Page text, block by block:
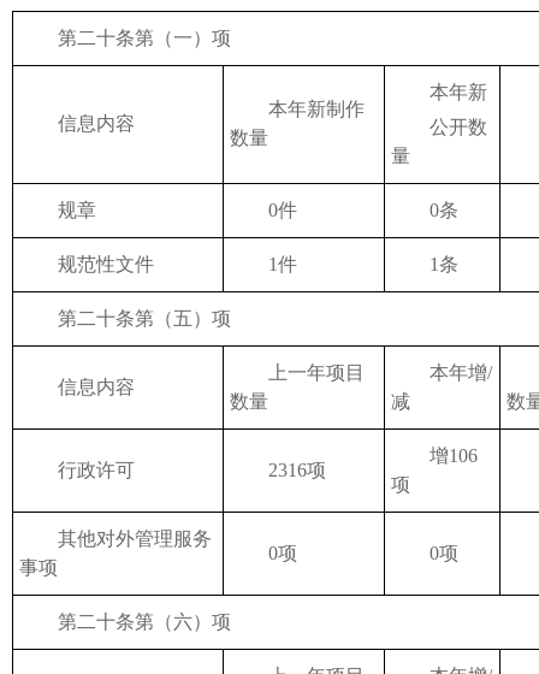
第二十条第（一）项
信息内容
本年新制作
数量
本年新
公开数
量
规章 0件 0条
规范性文件 1件 1条
第二十条第（五）项
信息内容
上一年项目
数量
本年增/
减
数
行政许可 2316项
增106
项
其他对外管理服务
事项
0项 0项
第二十条第（六）项